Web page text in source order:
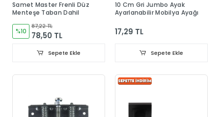
Samet Master Frenli Düz
Menteşe Taban Dahil
%10
87,22 TL
78,50 TL
Sepete Ekle
10 Cm Gri Jumbo Ayak
Ayarlanabilir Mobilya Ayağı
17,29 TL
Sepete Ekle